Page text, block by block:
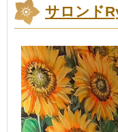
サロンド